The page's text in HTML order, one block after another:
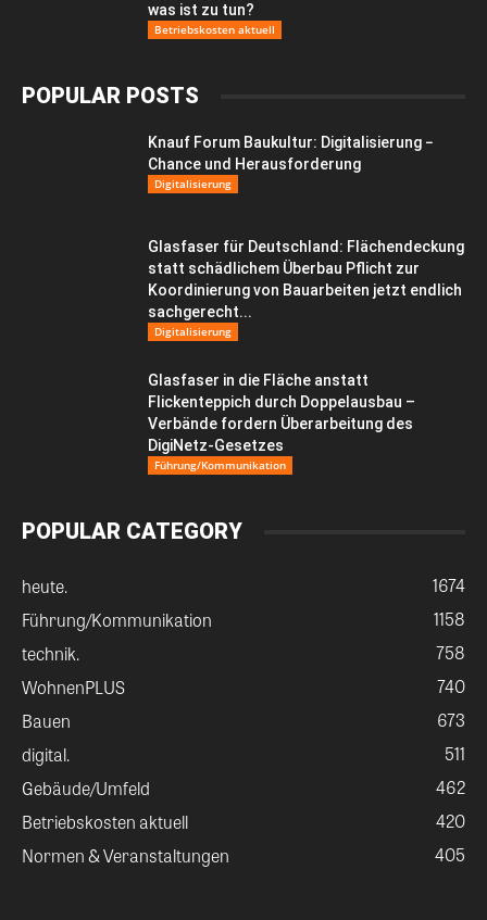
was ist zu tun?
Betriebskosten aktuell
POPULAR POSTS
Knauf Forum Baukultur: Digitalisierung −
Chance und Herausforderung
Digitalisierung
Glasfaser für Deutschland: Flächendeckung
statt schädlichem Überbau Pflicht zur
Koordinierung von Bauarbeiten jetzt endlich
sachgerecht...
Digitalisierung
Glasfaser in die Fläche anstatt
Flickenteppich durch Doppelausbau –
Verbände fordern Überarbeitung des
DigiNetz-Gesetzes
Führung/Kommunikation
POPULAR CATEGORY
heute.
1674
Führung/Kommunikation
1158
technik.
758
WohnenPLUS
740
Bauen
673
digital.
511
Gebäude/Umfeld
462
Betriebskosten aktuell
420
Normen & Veranstaltungen
405